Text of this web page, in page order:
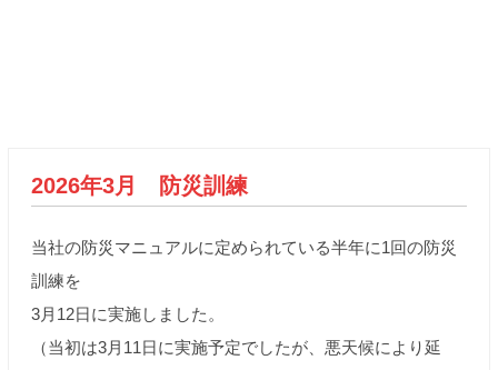
2026年3月 防災訓練
当社の防災マニュアルに定められている半年に1回の防災
訓練を
3月12日に実施しました。
（当初は3月11日に実施予定でしたが、悪天候により延